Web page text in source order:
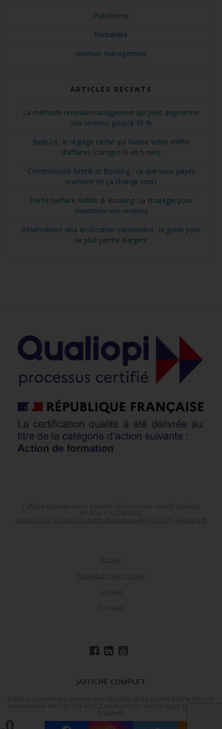
Plateforme
Rentabilité
revenue management
ARTICLES RÉCENTS
La méthode revenue management qui peut augmenter
vos revenus jusqu’à 30 %
Beds24 : le réglage caché qui fausse votre chiffre
d’affaires (corrigez-le en 5 min)
Commissions Airbnb et Booking : ce que vous payez
vraiment (et ça change tout)
Parité tarifaire Airbnb & Booking : la stratégie pour
maximiser vos revenus
Réservations visa en location saisonnière : le guide pour
ne plus perdre d’argent
JAFFICHE COMPLET